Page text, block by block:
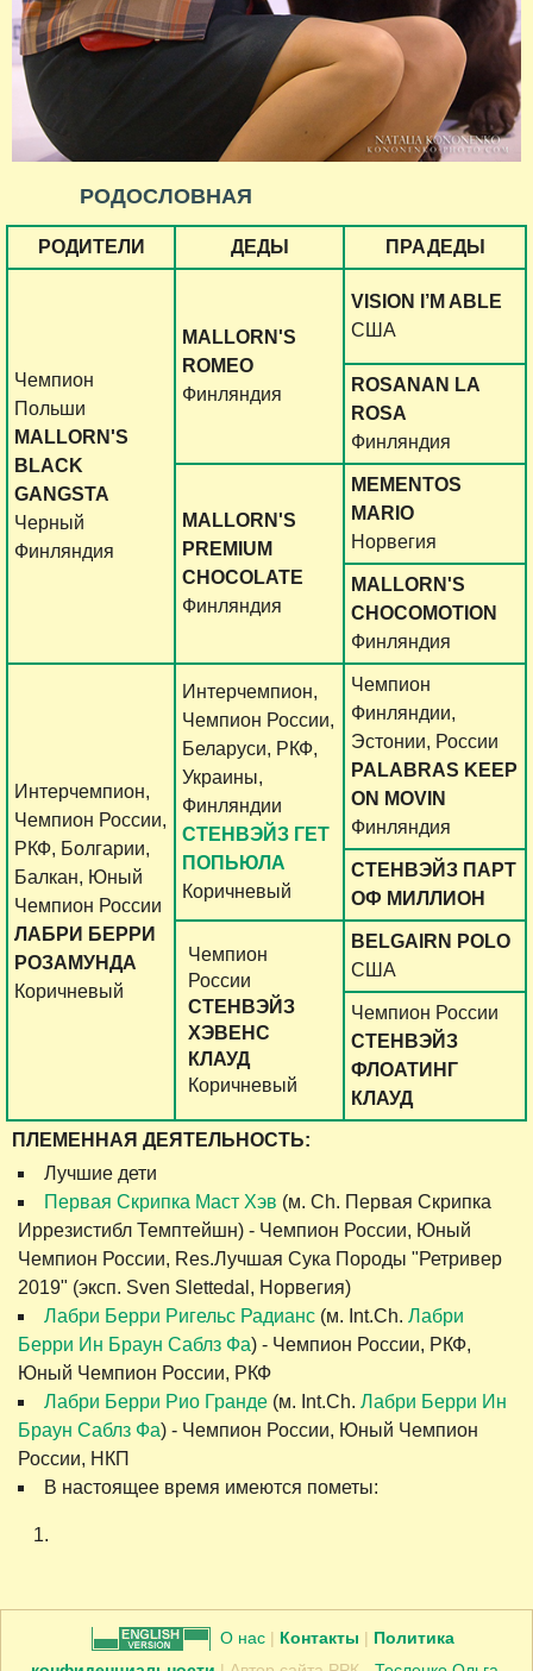
РОДОСЛОВНАЯ
РОДИТЕЛИ ДЕДЫ ПРАДЕДЫ
Чемпион
Польши
MALLORN'S
BLACK
GANGSTA
Черный
Финляндия
MALLORN'S
ROMEO
Финляндия
VISION I’M ABLE
США
ROSANAN LA
ROSA
Финляндия
MALLORN'S
PREMIUM
CHOCOLATE
Финляндия
MEMENTOS
MARIO
Норвегия
MALLORN'S
CHOCOMOTION
Финляндия
Интерчемпион,
Чемпион России,
РКФ, Болгарии,
Балкан, Юный
Чемпион России
ЛАБРИ БЕРРИ
РОЗАМУНДА
Коричневый
Интерчемпион,
Чемпион России,
Беларуси, РКФ,
Украины,
Финляндии
СТЕНВЭЙЗ ГЕТ
ПОПЬЮЛА
Коричневый
Чемпион
Финляндии,
Эстонии, России
PALABRAS KEEP
ON MOVIN
Финляндия
СТЕНВЭЙЗ ПАРТ
ОФ МИЛЛИОН
Чемпион
России
СТЕНВЭЙЗ
ХЭВЕНС
КЛАУД
Коричневый
BELGAIRN POLO
США
Чемпион России
СТЕНВЭЙЗ
ФЛОАТИНГ
КЛАУД
ПЛЕМЕННАЯ ДЕЯТЕЛЬНОСТЬ:
Лучшие дети
Первая Скрипка Маст Хэв (м. Ch. Первая Скрипка
Иррезистибл Темптейшн) - Чемпион России, Юный
Чемпион России, Res.Лучшая Сука Породы "Ретривер
2019" (эксп. Sven Slettedal, Норвегия)
Лабри Берри Ригельс Радианс (м. Int.Ch. Лабри
Берри Ин Браун Саблз Фа) - Чемпион России, РКФ,
Юный Чемпион России, РКФ
Лабри Берри Рио Гранде (м. Int.Ch. Лабри Берри Ин
Браун Саблз Фа) - Чемпион России, Юный Чемпион
России, НКП
В настоящее время имеются пометы:
О нас | Контакты | Политика